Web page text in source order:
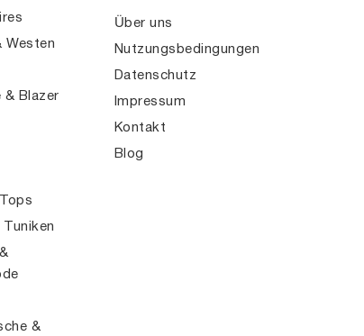
Westen
& Blazer
Tuniken
&
Über uns
Nutzungsbedingungen
Datenschutz
Impressum
Kontakt
Blog